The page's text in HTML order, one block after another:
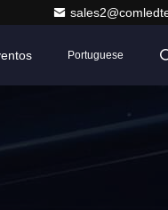
Portuguese